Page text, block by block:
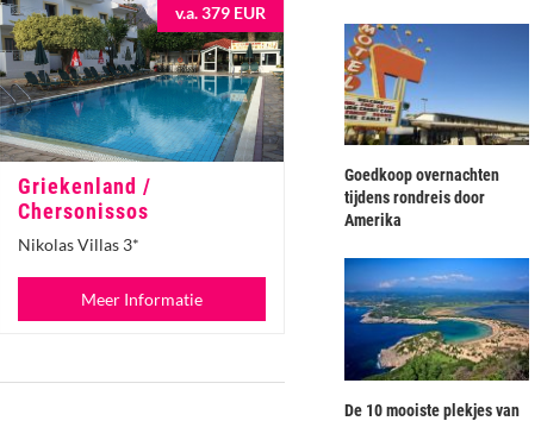
v.a. 379 EUR
Griekenland /
Chersonissos
Nikolas Villas 3*
Meer Informatie
Goedkoop overnachten
tijdens rondreis door
Amerika
De 10 mooiste plekjes van